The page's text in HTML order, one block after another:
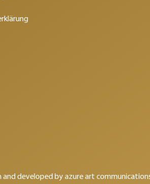
and developed byazure art